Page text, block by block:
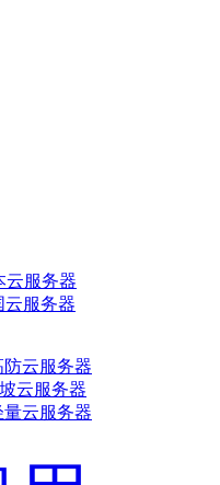
云服务器
云服务器
防云服务器
云服务器
量云服务器